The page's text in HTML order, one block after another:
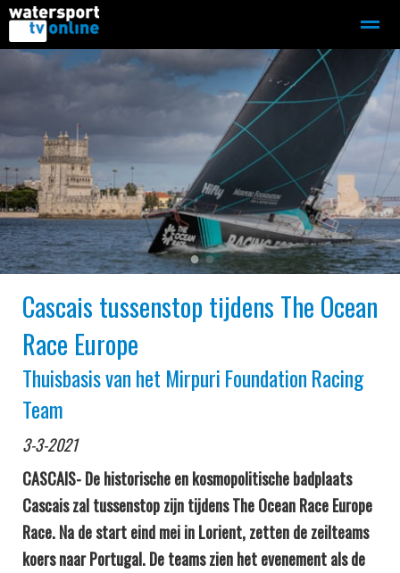
Zeilen Motorboot-sloep Adverteren Redactie
Home Contact Bellen
●●
Cascais tussenstop tijdens The Ocean
Race Europe
Thuisbasis van het Mirpuri Foundation Racing
Team
3-3-2021
CASCAIS- De historische en kosmopolitische badplaats
Cascais zal tussenstop zijn tijdens The Ocean Race Europe
Race. Na de start eind mei in Lorient, zetten de zeilteams
koers naar Portugal. De teams zien het evenement als de